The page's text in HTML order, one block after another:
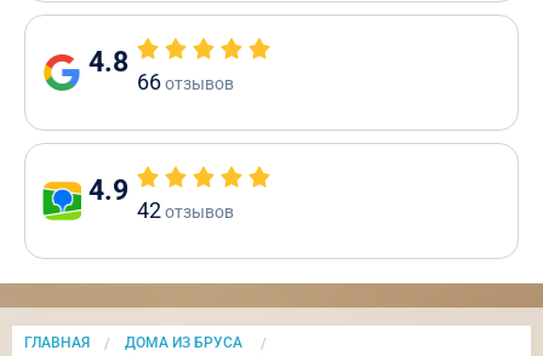
4.8
66отзывов
4.9
42отзывов
ГЛАВНАЯ
ДОМА ИЗ БРУСА